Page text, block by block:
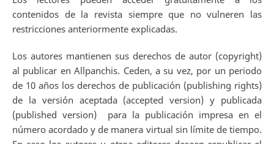
contenidos de la revista siempre que no vulneren las
restricciones anteriormente explicadas.
Los autores mantienen sus derechos de autor (copyright)
al publicar en Allpanchis. Ceden, a su vez, por un periodo
de 10 años los derechos de publicación (publishing rights)
de la versión aceptada (accepted version) y publicada
(published version) para la publicación impresa en el
número acordado y de manera virtual sin límite de tiempo.